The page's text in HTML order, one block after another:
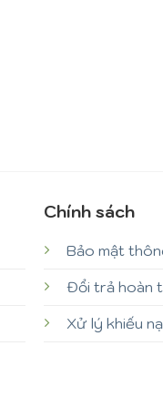
Chính sách
Bảo mật
Đổi trả hoàn
Xử lý khiếu